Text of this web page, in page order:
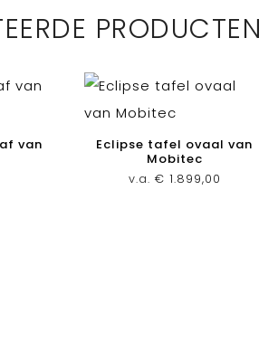
PRODUCTEN
van
Eclipse tafel ovaal van
Mobitec
v.a. € 1.899,00